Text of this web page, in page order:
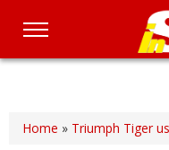
Salta
principale
Home » Triumph Tiger